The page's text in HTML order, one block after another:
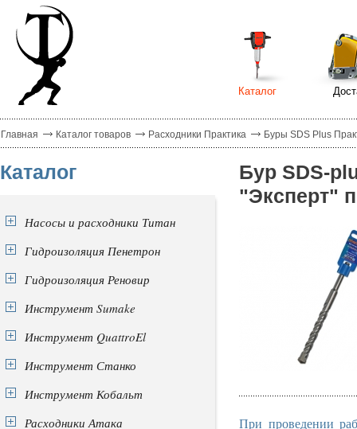
Каталог
Главная Каталог товаров Расходники Практика Буры SDS Plus
Каталог
Насосы и расходники Титан
Гидроизоляция Пенетрон
Гидроизоляция Реновир
Инструмент Sumake
Инструмент QuattroEl
Инструмент Станко
Инструмент Кобальт
Расходники Атака
Бур SDS-
"Эксперт"
При проведении